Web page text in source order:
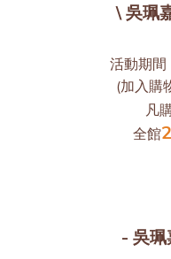
\ 吳珮
活動期間
(加入購
凡
全館2
- 吳珮